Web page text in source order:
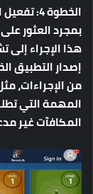
الخطوة 4: تفعيل اللعبة المخفية
هذا الإجراء إلى
إصدار التطبيق
من الإجراءات،
المهمة التي
المكافآت غير